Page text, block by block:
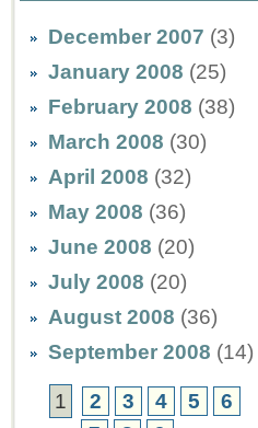
December 2007 (3)
January 2008 (25)
February 2008 (38)
March 2008 (30)
April 2008 (32)
May 2008 (36)
June 2008 (20)
July 2008 (20)
August 2008 (36)
September 2008 (14)
1 2 3 4 5
6